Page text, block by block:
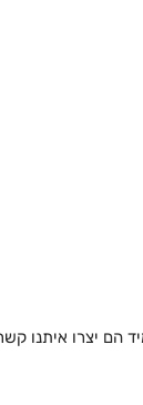
מיד הם יצרו